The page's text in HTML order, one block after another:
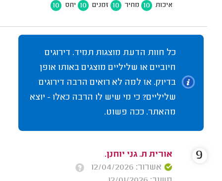
איכות 10 מחיר 10 זמנים 10 יחס 10
כל חוות הדעת מוצגות תמיד. דירוגים
חיוביים או שליליים מוצגים באותו אופן
בדיוק. אז למה לא רואים הרבה דירוגים
שליליים? כי מי שיש לו הרבה כאלו - יוצא
מהאתר. ככה פשוט.
אורית ת. גני יוחנן.
אשרור: 12/04/2026
9